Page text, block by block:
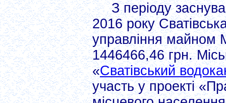
З періоду
2016 року
управління майном
1446466,46 грн.
«Сватівський
участь у проекті